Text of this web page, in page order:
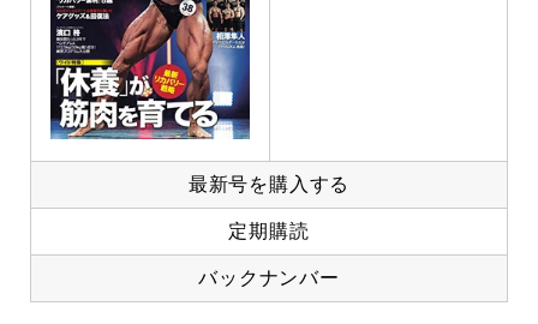
最新号を購入する
定期購読
バックナンバー